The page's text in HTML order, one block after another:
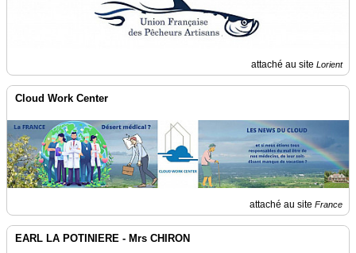
attaché au site Lorient
Cloud Work Center
attaché au site France
EARL LA POTINIERE - Mrs CHIRON